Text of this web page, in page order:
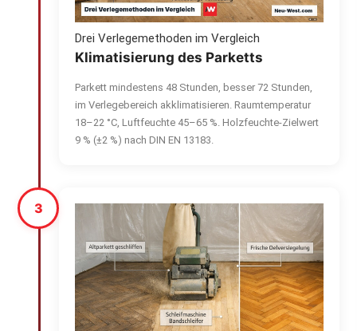
Drei Verlegemethoden im Vergleich
Klimatisierung des Parketts
Parkett mindestens 48 Stunden, besser 72 Stunden,
im Verlegebereich akklimatisieren. Raumtemperatur
18–22 °C, Luftfeuchte 45–65 %. Holzfeuchte-Zielwert
9 % (±2 %) nach DIN EN 13183.
3